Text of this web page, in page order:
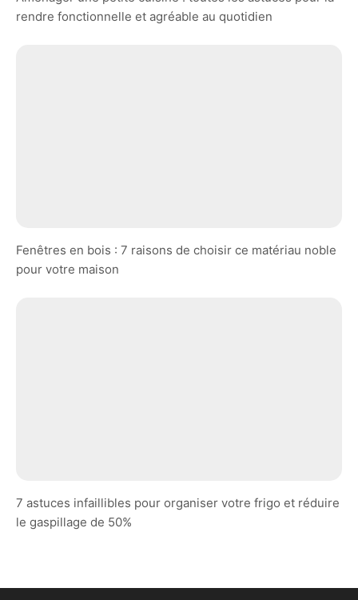
rendre fonctionnelle et agréable au quotidien
Fenêtres en bois : 7 raisons de choisir ce matériau noble
pour votre maison
7 astuces infaillibles pour organiser votre frigo et réduire
le gaspillage de 50%